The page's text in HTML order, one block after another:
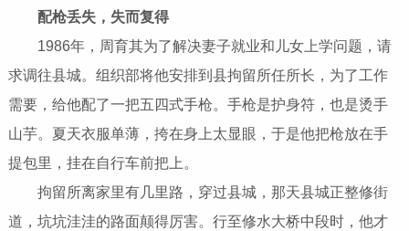
配枪丢失，失而复得
1986年，周育其为了解决妻子就业和儿女上学问题，请
求调往县城。组织部将他安排到县拘留所任所长，为了工作
需要，给他配了一把五四式手枪。手枪是护身符，也是烫手
山芋。夏天衣服单薄，挎在身上太显眼，于是他把枪放在手
提包里，挂在自行车前把上。
拘留所离家里有几里路，穿过县城，那天县城正整修街
道，坑坑洼洼的路面颠得厉害。行至修水大桥中段时，他才